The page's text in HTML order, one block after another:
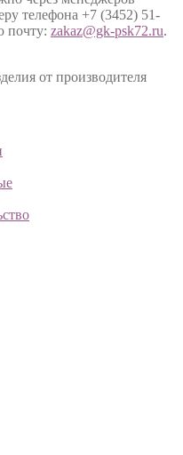
телефона +7 (3452) 51-
почту: zakaz@gk-psk72.ru.
от производителя